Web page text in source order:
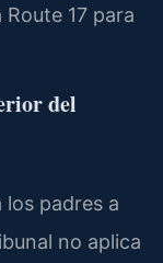
17 para
del
padres a
no aplica